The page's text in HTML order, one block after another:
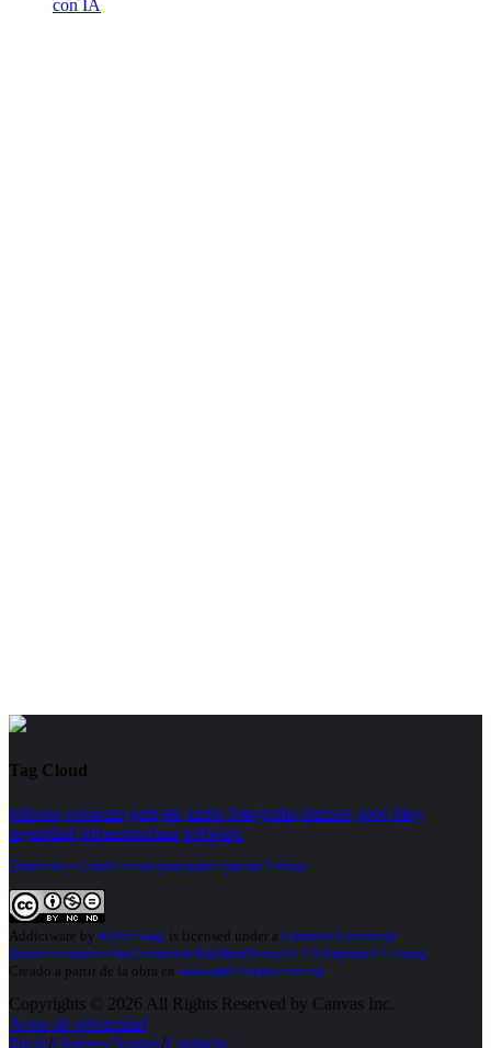
con IA
Tag Cloud
telfonia computo gadgets audio fotografia internet apps blog
seguridad infraestructura software
Términos y Condiciones para participar en Trivias.
Addictware by Addictware is licensed under a Creative Commons
Reconocimiento-NoComercial-SinObraDerivada 3.0 Unported License
Creado a partir de la obra en www.addictware.com.mx
Copyrights © 2026 All Rights Reserved by Canvas Inc.
Aviso de privacidad
Inicio/Quiénes Somos/Contacto